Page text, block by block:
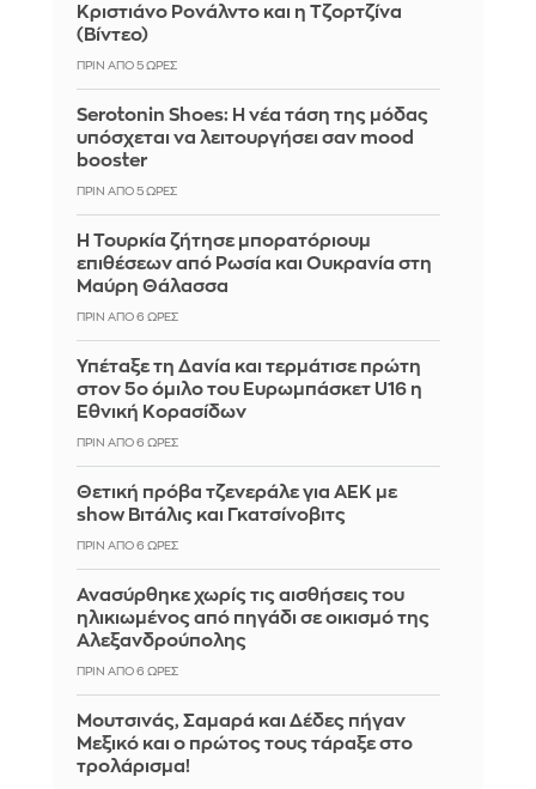
Κριστιάνο Ρονάλντο και η Τζορτζίνα
(Βίντεο)
ΠΡΙΝ ΑΠΌ 6 ΏΡΕΣ
Serotonin Shoes: Η νέα τάση της μόδας
υπόσχεται να λειτουργήσει σαν mood
booster
ΠΡΙΝ ΑΠΌ 6 ΏΡΕΣ
Η Τουρκία ζήτησε μπορατόριουμ
επιθέσεων από Ρωσία και Ουκρανία στη
Μαύρη Θάλασσα
ΠΡΙΝ ΑΠΌ 6 ΏΡΕΣ
Υπέταξε τη Δανία και τερμάτισε πρώτη
στον 5ο όμιλο του Ευρωμπάσκετ U16 η
Εθνική Κορασίδων
ΠΡΙΝ ΑΠΌ 6 ΏΡΕΣ
Θετική πρόβα τζενεράλε για ΑΕΚ με
show Βιτάλις και Γκατσίνοβιτς
ΠΡΙΝ ΑΠΌ 6 ΏΡΕΣ
Ανασύρθηκε χωρίς τις αισθήσεις του
ηλικιωμένος από πηγάδι σε οικισμό της
Αλεξανδρούπολης
ΠΡΙΝ ΑΠΌ 6 ΏΡΕΣ
Μουτσινάς, Σαμαρά και Δέδες πήγαν
Μεξικό και ο πρώτος τους τάραξε στο
τρολάρισμα!